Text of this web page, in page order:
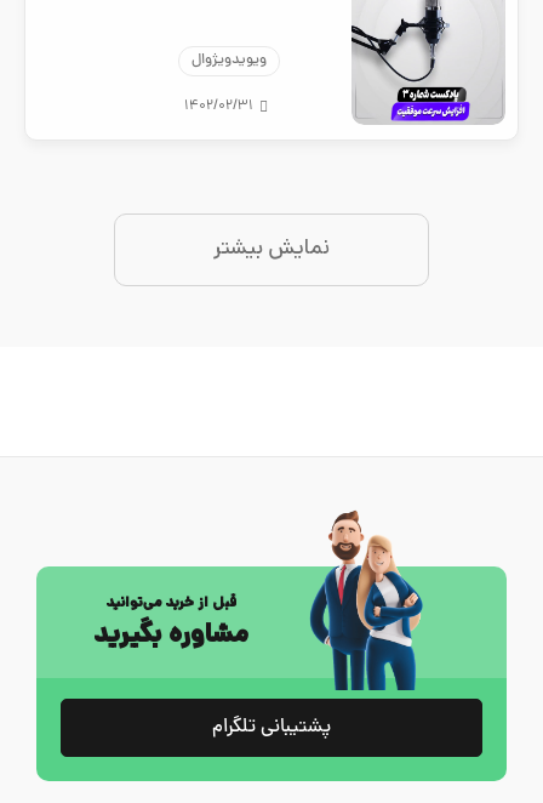
ویویدویژوال
۱۴۰۲/۰۲/۳۱
نمایش بیشتر
قبل از خرید می‌توانید
مشاوره بگیرید
پشتیبانی تلگرام